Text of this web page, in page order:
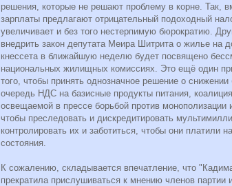
решения, которые не решают проблему в корне. Так,
зарплаты предлагают отрицательный подоходный
увеличивает и без того нестерпимую бюрократию.
внедрить закон депутата Меира Шитрита о жилье на
кнессета в ближайшую неделю будет посвящено
национальных жилищных комиссиях. Это ещё один
того, чтобы принять однозначное решение о
очередь НДС на базисные продукты питания,
освещаемой в прессе борьбой против монополизации
чтобы преследовать и дискредитировать
контролировать их и заботиться, чтобы они платили
состояния.
К сожалению, складывается впечатление, что
прекратила прислушиваться к мнению членов